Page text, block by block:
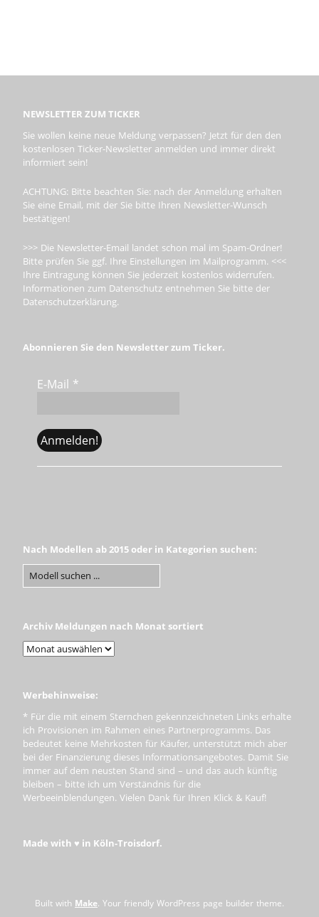
NEWSLETTER ZUM TICKER
Sie wollen keine neue Meldung verpassen? Jetzt für den den
kostenlosen Ticker-Newsletter anmelden und immer direkt
informiert sein!
ACHTUNG: Bitte beachten Sie: nach der Anmeldung erhalten
Sie eine Email, mit der Sie bitte Ihren Newsletter-Wunsch
bestätigen!
>>> Die Newsletter-Email landet schon mal im Spam-Ordner!
Bitte prüfen Sie ggf. Ihre Einstellungen im Mailprogramm. <<<
Ihre Eintragung können Sie jederzeit kostenlos widerrufen.
Informationen zum Datenschutz entnehmen Sie bitte der
Datenschutzerklärung.
Abonnieren Sie den Newsletter zum Ticker.
E-Mail *
Nach Modellen ab 2015 oder in Kategorien suchen:
Archiv Meldungen nach Monat sortiert
Werbehinweise:
* Für die mit einem Sternchen gekennzeichneten Links erhalte
ich Provisionen im Rahmen eines Partnerprogramms. Das
bedeutet keine Mehrkosten für Käufer, unterstützt mich aber
bei der Finanzierung dieses Informationsangebotes. Damit Sie
immer auf dem neusten Stand sind – und das auch künftig
bleiben – bitte ich um Verständnis für die
Werbeeinblendungen. Vielen Dank für Ihren Klick & Kauf!
Made with ♥ in Köln-Troisdorf.
Built with Make. Your friendly WordPress page builder theme.